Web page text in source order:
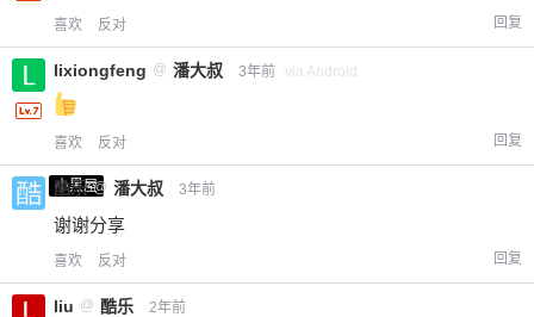
¥
喜欢 反对 回复
lixiongfeng @ 潘大叔 3年前 via Android
喜欢 反对 回复
小黑屋
酷乐 @ 潘大叔 3年前
谢谢分享
喜欢 反对 回复
liu @ 酷乐 2年前
限。
6位以上